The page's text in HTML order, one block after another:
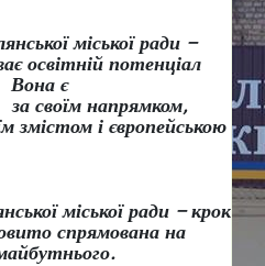
міської ради –
освітній потенціал
Вона є
за своїм напрямком,
змістом і європейською
міської ради – крок
спрямована на